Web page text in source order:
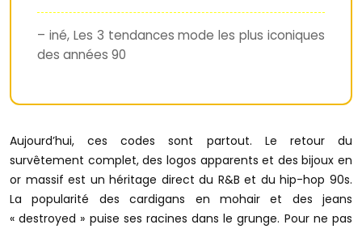
– iné, Les 3 tendances mode les plus iconiques
des années 90
Aujourd’hui, ces codes sont partout. Le retour du
survêtement complet, des logos apparents et des bijoux en
or massif est un héritage direct du R&B et du hip-hop 90s.
La popularité des cardigans en mohair et des jeans
« destroyed » puise ses racines dans le grunge. Pour ne pas